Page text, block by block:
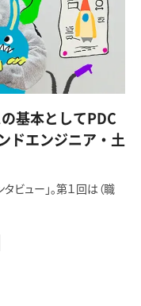
基本としてPDC
ドエンジニア・土
ビュー」。第１回は（職